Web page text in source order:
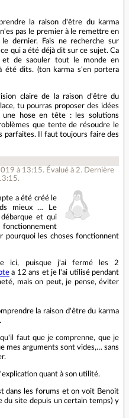
la raison d'être du karma
pas le premier à le remettre en
dernier. Fais ne recherche sur
qui a été déjà dit sur ce sujet. Ca
de saouler tout le monde en
été dits. (ton karma s'en portera
claire de la raison d'être du
tu pourras proposer des idées
hose en tête : les solutions
que tente de résoudre le
parfaites. Il faut toujours faire des
à 13:15. Évalué à 2. Dernière
a été créé le
mieux … Le
et qui
pourquoi les choses fonctionnent
ici, puisque j'ai fermé les 2
a 12 ans et je l'ai utilisé pendant
mais on peut, je pense, éviter
la raison d'être du karma
faut que je comprenne, que je
mes arguments sont vides,… sans
quant à son utilité.
dans les forums et on voit Benoit
du site depuis un certain temps) y